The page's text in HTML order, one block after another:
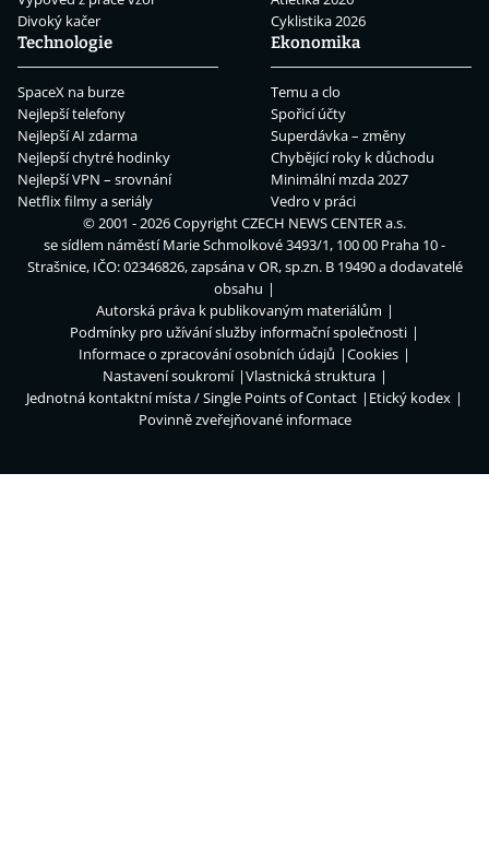
Divoký kačer
Cyklistika 2026
Technologie
SpaceX na burze
Nejlepší telefony
Nejlepší AI zdarma
Nejlepší chytré hodinky
Nejlepší VPN – srovnání
Netflix filmy a seriály
Ekonomika
Temu a clo
Spořicí účty
Superdávka – změny
Chybějící roky k důchodu
Minimální mzda 2027
Vedro v práci
© 2001 - 2026 CopyrightCZECH NEWS CENTER a.s.
se sídlem náměstí Marie Schmolkové 3493/1, 100 00 Praha 10 -
Strašnice, IČO: 02346826, zapsána v OR, sp.zn. B 19490 a dodavatelé
obsahu
Autorská práva k publikovaným materiálům
Podmínky pro užívání služby informační společnosti
Informace o zpracování osobních údajů
Cookies
Nastavení soukromí
Vlastnická struktura
Jednotná kontaktní místa / Single Points of Contact
Etický kodex
Povinně zveřejňované informace